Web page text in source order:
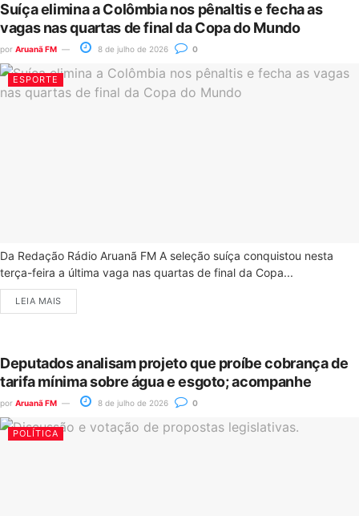
Suíça elimina a Colômbia nos pênaltis e fecha as
vagas nas quartas de final da Copa do Mundo
por Aruanã FM 8 de julho de 2026 0
ESPORTE
Da Redação Rádio Aruanã FM A seleção suíça conquistou nesta
terça-feira a última vaga nas quartas de final da Copa...
LEIA MAIS
Deputados analisam projeto que proíbe cobrança de
tarifa mínima sobre água e esgoto; acompanhe
por Aruanã FM 8 de julho de 2026 0
POLÍTICA